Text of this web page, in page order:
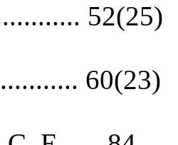
52(25)
60(23)